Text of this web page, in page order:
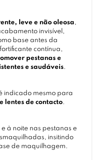
leve e não oleosa,
invisível,
base antes da
contínua,
pestanas e
e saudáveis.
indicado mesmo para
lentes de contacto.
à noite nas pestanas e
insitindo
de maquilhagem.